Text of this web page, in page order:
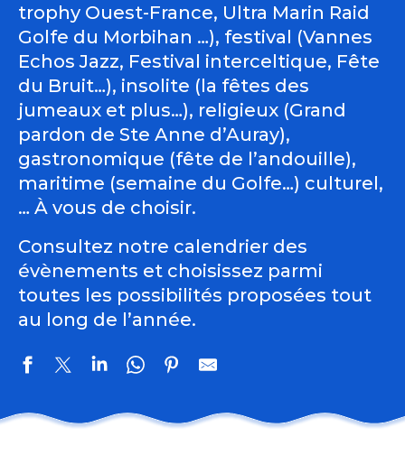
trophy Ouest-France, Ultra Marin Raid
Golfe du Morbihan …), festival (Vannes
Echos Jazz, Festival interceltique, Fête
du Bruit…), insolite (la fêtes des
jumeaux et plus…), religieux (Grand
pardon de Ste Anne d’Auray),
gastronomique (fête de l’andouille),
maritime (semaine du Golfe…) culturel,
… À vous de choisir.
Consultez notre calendrier des
évènements et choisissez parmi
toutes les possibilités proposées tout
au long de l’année.